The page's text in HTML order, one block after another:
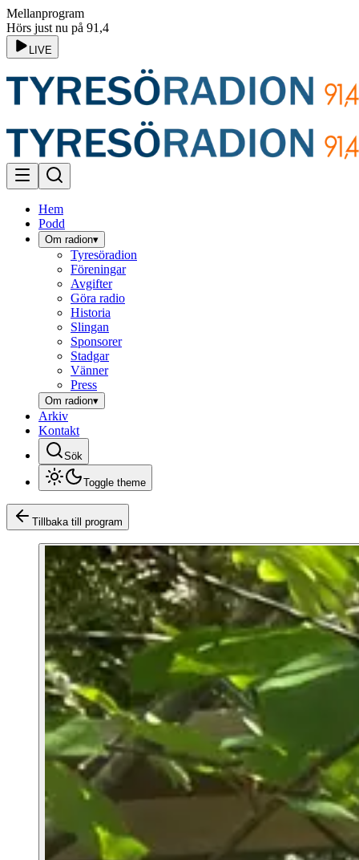
Mellanprogram
Hörs just nu på 91,4
LIVE
Hem
Podd
Om radion▾
Tyresöradion
Föreningar
Avgifter
Göra radio
Historia
Slingan
Sponsorer
Stadgar
Vänner
Press
Om radion▾
Arkiv
Kontakt
Sök
Toggle theme
Tillbaka till program